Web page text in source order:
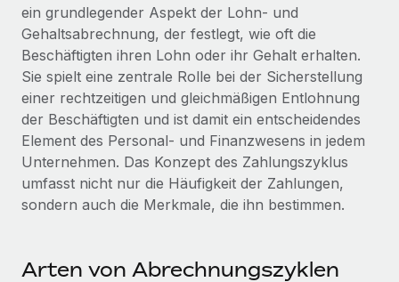
Globales Onboarding und Verwalten von
Freelancer:innen
PEO
Auslagern von komplexen HR-Aufgaben
INFRASTRUKTUR
Nahtlose Integration der HR in bestehende Abläufe
WACHSTUMSPHASE
Startups
Agile HR- und Payroll-Lösungen für wachsende
Unternehmen
Mittelstand
Maßgeschneiderte HR-Lösungen, um Teams zu
vergrößern
Globale HR für Konzerne und Großunternehmen
Gesamtbeschäftigungskosten
Honorarzahlungen berechnen
Informationen zu möglichen Währungen und
Abwicklungsfristen für globale Freelancer:innen
LERNEN MIT REMOTE
Forschung und Leitfäden
Nederlands
Français
Deutsch
Español
Italiano
Anmelden
ein grundlegender Aspekt der Lohn- und
Gehaltsabrechnung, der festlegt, wie oft die
Beschäftigten ihren Lohn oder ihr Gehalt erhalten.
Sie spielt eine zentrale Rolle bei der Sicherstellung
einer rechtzeitigen und gleichmäßigen Entlohnung
der Beschäftigten und ist damit ein entscheidendes
Element des Personal- und Finanzwesens in jedem
Unternehmen. Das Konzept des Zahlungszyklus
umfasst nicht nur die Häufigkeit der Zahlungen,
sondern auch die Merkmale, die ihn bestimmen.
Arten von Abrechnungszyklen